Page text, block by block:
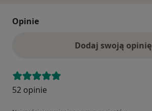
Opinie
Dodaj swoją opinię
52 opinie